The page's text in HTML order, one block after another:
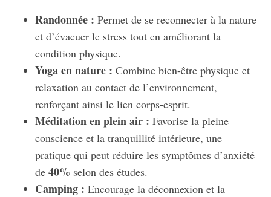
Randonnée : Permet de se reconnecter à la nature
et d’évacuer le stress tout en améliorant la
condition physique.
Yoga en nature : Combine bien-être physique et
relaxation au contact de l’environnement,
renforçant ainsi le lien corps-esprit.
Méditation en plein air : Favorise la pleine
conscience et la tranquillité intérieure, une
pratique qui peut réduire les symptômes d’anxiété
de 40% selon des études.
Camping : Encourage la déconnexion et la